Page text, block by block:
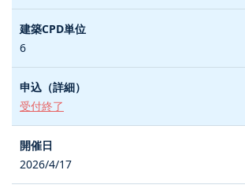
6
受付終了
2026/4/17